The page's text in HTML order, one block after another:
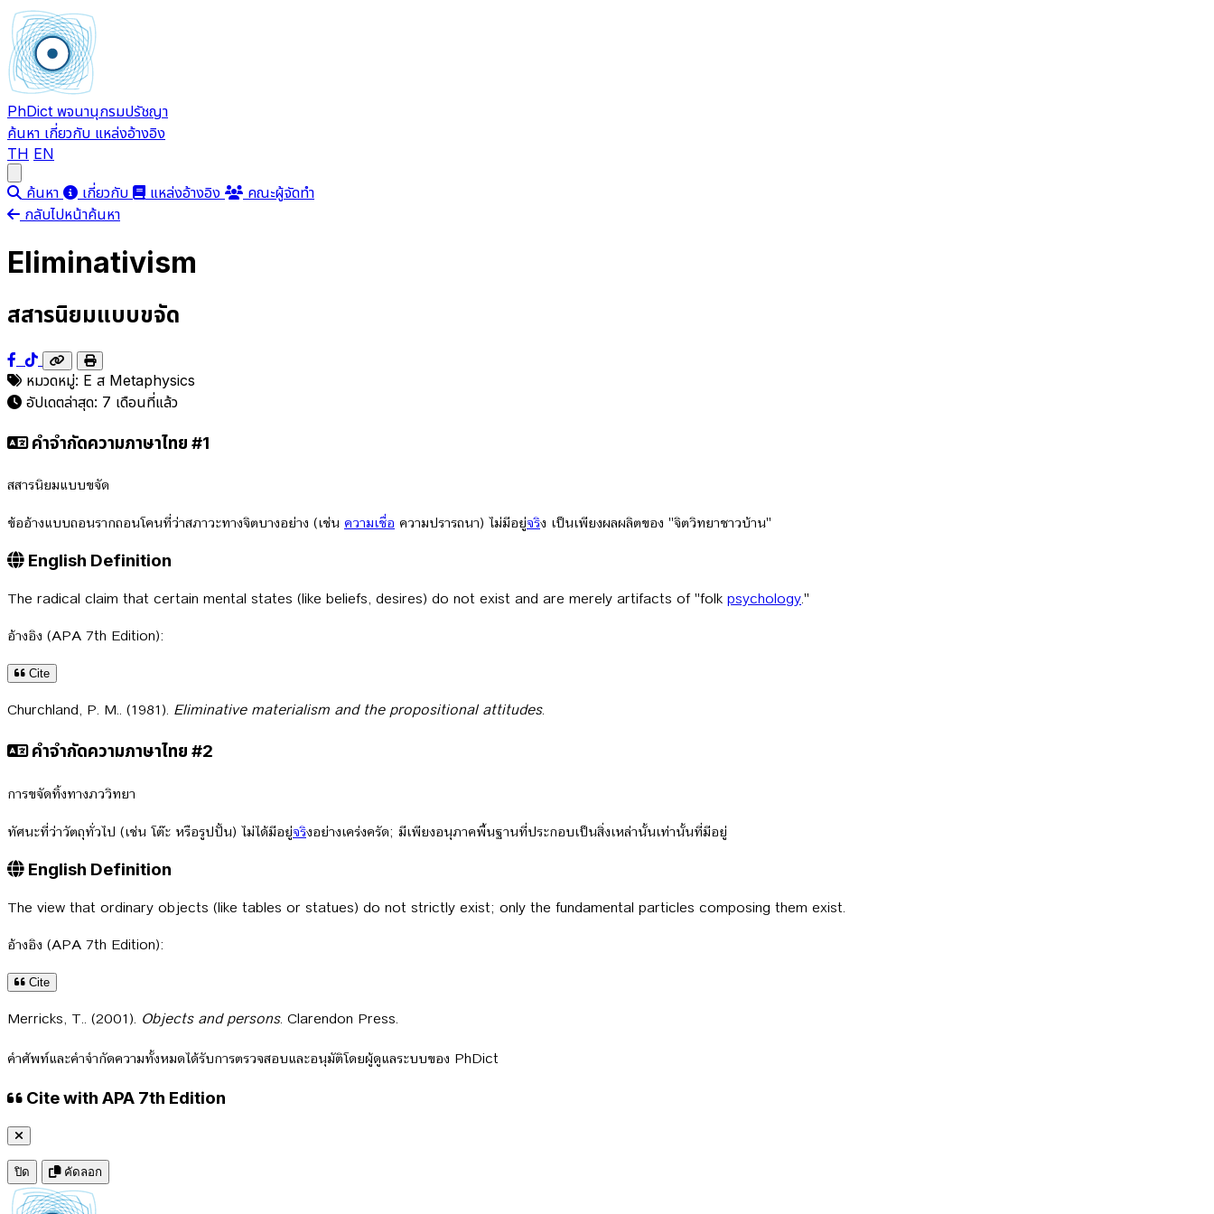
PhDict พจนานุกรมปรัชญา
ค้นหา เกี่ยวกับ แหล่งอ้างอิง
TH EN
ค้นหา เกี่ยวกับ แหล่งอ้างอิง
คณะผู้จัดทำ
กลับไปหน้าค้นหา
Eliminativism
สสารนิยมแบบขจัด
หมวดหมู่: E ส Metaphysics
อัปเดตล่าสุด: 7 เดือนที่แล้ว
คำจำกัดความภาษาไทย #1
สสารนิยมแบบขจัด
ข้ออ้างแบบถอนรากถอนโคนที่ว่าสภาวะทางจิตบางอย่าง (เช่น ความเชื่อ ความปรารถนา) ไม่มีอยู่จริง เป็นเพียงผลผลิตของ "จิตวิทยาชาวบ้าน"
English Definition
The radical claim that certain mental states (like beliefs, desires) do not exist and are merely artifacts of "folk psychology."
อ้างอิง (APA 7th Edition):
Cite
Churchland, P. M.. (1981). Eliminative materialism and the propositional attitudes.
คำจำกัดความภาษาไทย #2
การขจัดทิ้งทางภววิทยา
ทัศนะที่ว่าวัตถุทั่วไป (เช่น โต๊ะ หรือรูปปั้น) ไม่ได้มีอยู่จริงอย่างเคร่งครัด; มีเพียงอนุภาคพื้นฐานที่ประกอบเป็นสิ่งเหล่านั้นเท่านั้นที่มีอยู่
English Definition
The view that ordinary objects (like tables or statues) do not strictly exist; only the fundamental particles composing them exist.
อ้างอิง (APA 7th Edition):
Cite
Merricks, T.. (2001). Objects and persons. Clarendon Press.
คำศัพท์และคำจำกัดความทั้งหมดได้รับการตรวจสอบและอนุมัติโดยผู้ดูแลระบบของ PhDict
Cite with APA 7th Edition
ปิด คัดลอก